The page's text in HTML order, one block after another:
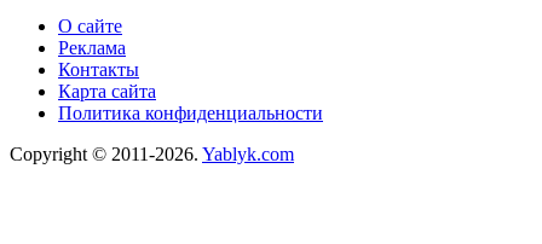
О сайте
Реклама
Контакты
Карта сайта
Политика конфиденциальности
Copyright © 2011-2026. Yablyk.сom